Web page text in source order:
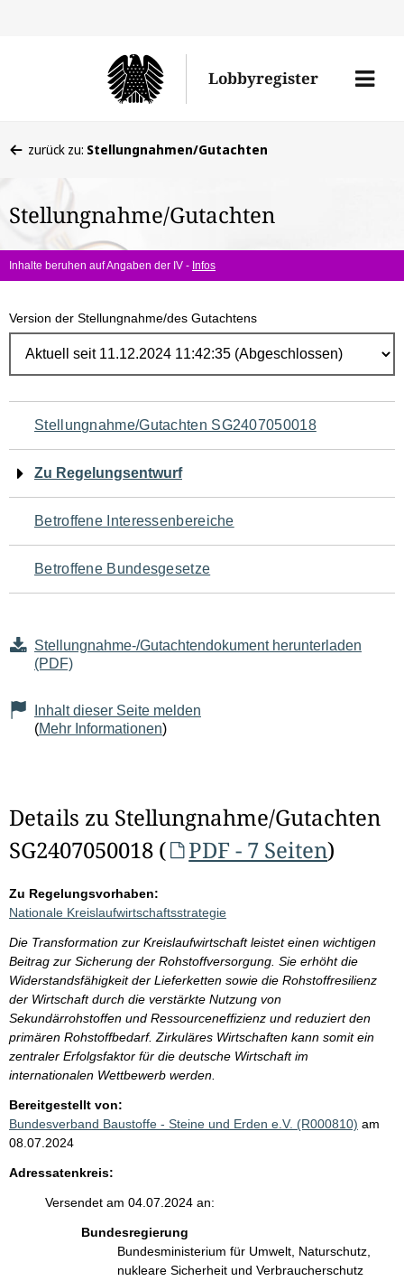
Lobbyregister
Menü
befinden
hier:
zurück zu: Stellungnahmen/Gutachten
Stellungnahme/Gutachten
Inhalte beruhen auf Angaben der IV - Infos
Version der Stellungnahme/des Gutachtens
Navigation
für
den
Seiteninhalt
Stellungnahme/Gutachten SG2407050018
Zu Regelungsentwurf
Betroffene Interessenbereiche
Betroffene Bundesgesetze
Stellungnahme-/Gutachtendokument herunterladen
(PDF)
Inhalt dieser Seite melden
(Mehr Informationen)
Details zu Stellungnahme/Gutachten
SG2407050018 (
PDF - 7 Seiten)
Zu Regelungsvorhaben:
Nationale Kreislaufwirtschaftsstrategie
Die Transformation zur Kreislaufwirtschaft leistet einen wichtigen
Beitrag zur Sicherung der Rohstoffversorgung. Sie erhöht die
Widerstandsfähigkeit der Lieferketten sowie die Rohstoffresilienz
der Wirtschaft durch die verstärkte Nutzung von
Sekundärrohstoffen und Ressourceneffizienz und reduziert den
primären Rohstoffbedarf. Zirkuläres Wirtschaften kann somit ein
zentraler Erfolgsfaktor für die deutsche Wirtschaft im
internationalen Wettbewerb werden.
Bereitgestellt von:
Bundesverband Baustoffe - Steine und Erden e.V. (R000810) am
08.07.2024
Adressatenkreis:
Versendet am 04.07.2024 an:
Bundesregierung
Bundesministerium für Umwelt, Naturschutz,
nukleare Sicherheit und Verbraucherschutz